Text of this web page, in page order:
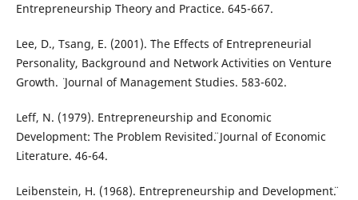
Entrepreneurship Theory and Practice. 645-667.
Lee, D., Tsang, E. (2001). ¨The Effects of Entrepreneurial
Personality, Background and Network Activities on Venture
Growth. ¨ Journal of Management Studies. 583-602.
Leff, N. (1979). ¨Entrepreneurship and Economic
Development: The Problem Revisited¨. Journal of Economic
Literature. 46-64.
Leibenstein, H. (1968). ¨Entrepreneurship and Development¨.